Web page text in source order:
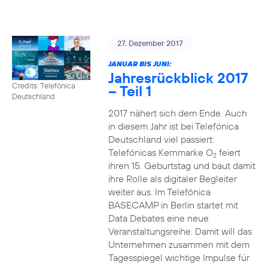
Credits: Telefónica
Deutschland
27. Dezember 2017
JANUAR BIS JUNI:
Jahresrückblick 2017
– Teil 1
2017 nähert sich dem Ende. Auch
in diesem Jahr ist bei Telefónica
Deutschland viel passiert:
Telefónicas Kernmarke O2feiert
ihren 15. Geburtstag und baut damit
ihre Rolle als digitaler Begleiter
weiter aus. Im Telefónica
BASECAMP in Berlin startet mit
Data Debates eine neue
Veranstaltungsreihe. Damit will das
Unternehmen zusammen mit dem
Tagesspiegel wichtige Impulse für